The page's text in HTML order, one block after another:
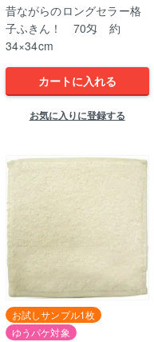
昔ながらのロングセラー格
子ふきん！ 70匁 約
34×34cm
カートに入れる
お気に入りに登録する
お試しサンプル1枚
ゆうパケ対象